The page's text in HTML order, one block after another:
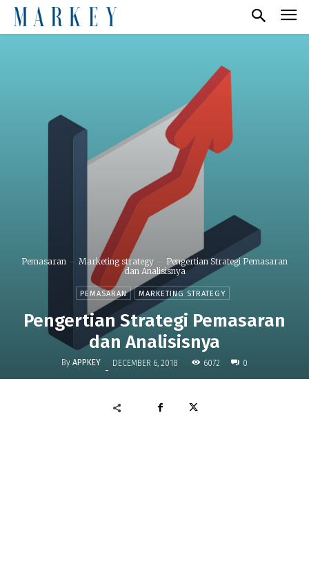
Pemasaran Marketing strategy
Pengertian Strategi Pemasaran
dan Analisisnya
PEMASARAN MARKETING STRATEGY
Pengertian Strategi Pemasaran
dan Analisisnya
By APPKEY - DECEMBER 6, 2018 6072 0